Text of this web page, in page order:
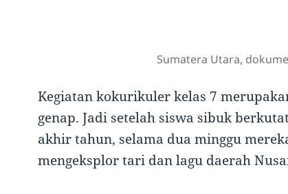
Sumatera Utara,
Kegiatan kokurikuler kelas 7
genap. Jadi setelah siswa sibuk
akhir tahun, selama dua minggu
mengeksplor tari dan lagu daerah